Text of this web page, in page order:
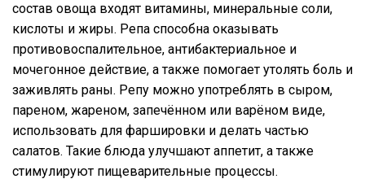
состав овоща входят витамины, минеральные соли,
кислоты и жиры. Репа способна оказывать
противовоспалительное, антибактериальное и
мочегонное действие, а также помогает утолять боль и
заживлять раны. Репу можно употреблять в сыром,
пареном, жареном, запечённом или варёном виде,
использовать для фаршировки и делать частью
салатов. Такие блюда улучшают аппетит, а также
стимулируют пищеварительные процессы.